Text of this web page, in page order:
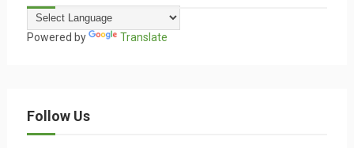
Powered by Translate
Follow Us